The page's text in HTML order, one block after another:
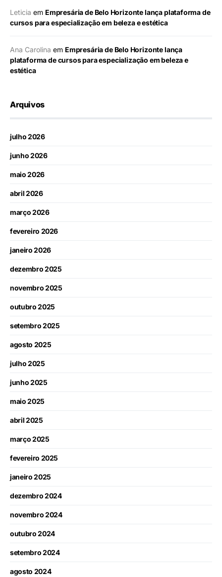
Leticia em Empresária de Belo Horizonte lança plataforma de
cursos para especialização em beleza e estética
Ana Carolina em Empresária de Belo Horizonte lança
plataforma de cursos para especialização em beleza e
estética
Arquivos
julho 2026
junho 2026
maio 2026
abril 2026
março 2026
fevereiro 2026
janeiro 2026
dezembro 2025
novembro 2025
outubro 2025
setembro 2025
agosto 2025
julho 2025
junho 2025
maio 2025
abril 2025
março 2025
fevereiro 2025
janeiro 2025
dezembro 2024
novembro 2024
outubro 2024
setembro 2024
agosto 2024